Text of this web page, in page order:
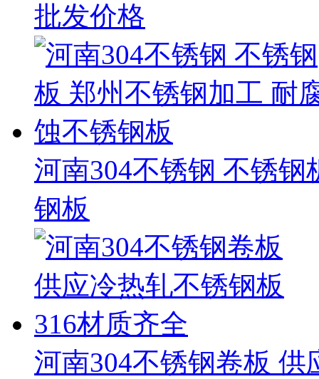
批发价格
河南304不锈钢 不锈
钢板
河南304不锈钢卷板